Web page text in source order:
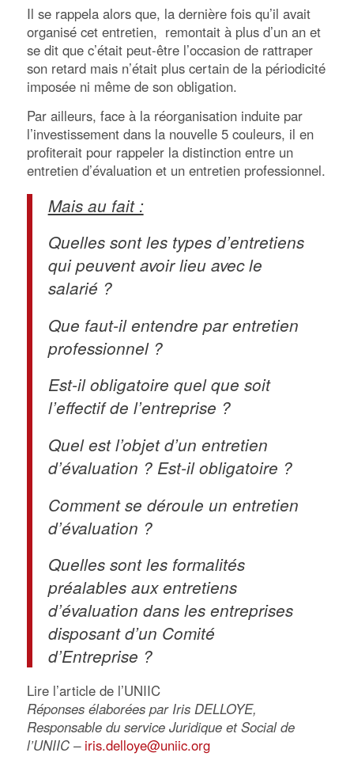
Il se rappela alors que, la dernière fois qu’il avait
organisé cet entretien, remontait à plus d’un an et
se dit que c’était peut-être l’occasion de rattraper
son retard mais n’était plus certain de la périodicité
imposée ni même de son obligation.
Par ailleurs, face à la réorganisation induite par
l’investissement dans la nouvelle 5 couleurs, il en
profiterait pour rappeler la distinction entre un
entretien d’évaluation et un entretien professionnel.
Mais au fait :
Quelles sont les types d’entretiens
qui peuvent avoir lieu avec le
salarié ?
Que faut-il entendre par entretien
professionnel ?
Est-il obligatoire quel que soit
l’effectif de l’entreprise ?
Quel est l’objet d’un entretien
d’évaluation ? Est-il obligatoire ?
Comment se déroule un entretien
d’évaluation ?
Quelles sont les formalités
préalables aux entretiens
d’évaluation dans les entreprises
disposant d’un Comité
d’Entreprise ?
Lire l’article de l’UNIIC
Réponses élaborées par Iris DELLOYE,
Responsable du service Juridique et Social de
l’UNIIC – iris.delloye@uniic.org